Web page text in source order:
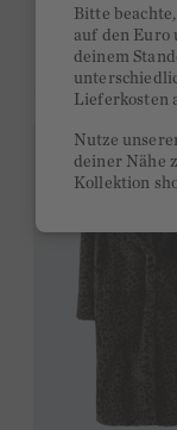
DAS
Bitte
auf den Euro
deinem
Lieferkosten
Nutze
deiner Nähe
Kollektion